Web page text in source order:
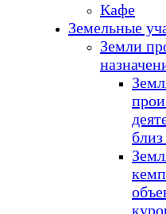
Кафе
Земельные
Земли